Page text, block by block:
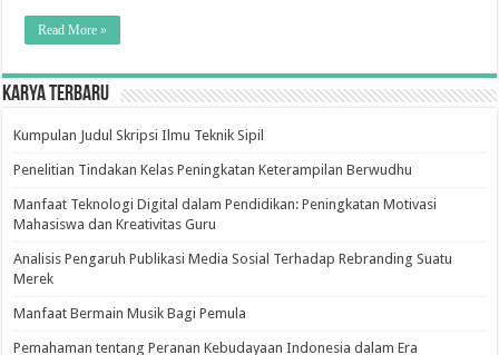
Read More »
Karya Terbaru
Kumpulan Judul Skripsi Ilmu Teknik Sipil
Penelitian Tindakan Kelas Peningkatan Keterampilan Berwudhu
Manfaat Teknologi Digital dalam Pendidikan: Peningkatan Motivasi
Mahasiswa dan Kreativitas Guru
Analisis Pengaruh Publikasi Media Sosial Terhadap Rebranding Suatu
Merek
Manfaat Bermain Musik Bagi Pemula
Pemahaman tentang Peranan Kebudayaan Indonesia dalam Era